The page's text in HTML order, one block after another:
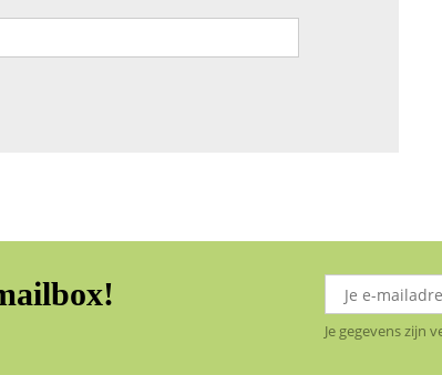
Je gegevens zijn